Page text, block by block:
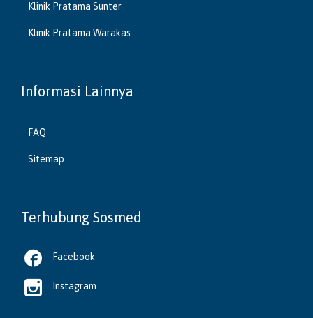
Klinik Pratama Sunter
Klinik Pratama Warakas
Informasi Lainnya
FAQ
Sitemap
Terhubung Sosmed
 Facebook
 Instagram